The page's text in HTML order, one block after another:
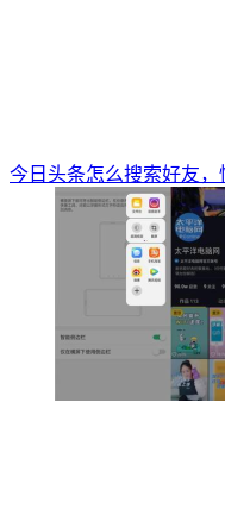
今日头条怎么搜索好友，